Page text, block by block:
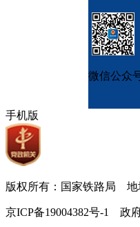
微信公众
手机版
版权所有：国家铁路局 地
京ICP备19004382号-1 政